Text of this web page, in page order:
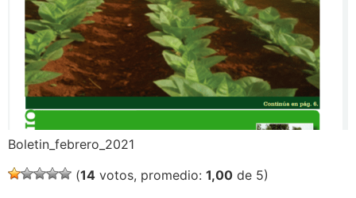
Boletin_febrero_2021
(14 votos, promedio: 1,00 de 5)